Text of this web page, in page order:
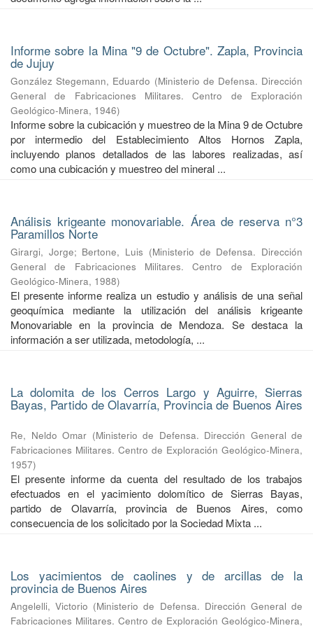
Informe sobre la Mina "9 de Octubre". Zapla, Provincia
de Jujuy
González Stegemann, Eduardo (Ministerio de Defensa. Dirección
General de Fabricaciones Militares. Centro de Exploración
Geológico-Minera, 1946)
Informe sobre la cubicación y muestreo de la Mina 9 de Octubre
por intermedio del Establecimiento Altos Hornos Zapla,
incluyendo planos detallados de las labores realizadas, así
como una cubicación y muestreo del mineral ...
Análisis krigeante monovariable. Área de reserva n°3
Paramillos Norte
Girargi, Jorge; Bertone, Luis (Ministerio de Defensa. Dirección
General de Fabricaciones Militares. Centro de Exploración
Geológico-Minera, 1988)
El presente informe realiza un estudio y análisis de una señal
geoquímica mediante la utilización del análisis krigeante
Monovariable en la provincia de Mendoza. Se destaca la
información a ser utilizada, metodología, ...
La dolomita de los Cerros Largo y Aguirre, Sierras
Bayas, Partido de Olavarría, Provincia de Buenos Aires
Re, Neldo Omar (Ministerio de Defensa. Dirección General de
Fabricaciones Militares. Centro de Exploración Geológico-Minera,
1957)
El presente informe da cuenta del resultado de los trabajos
efectuados en el yacimiento dolomítico de Sierras Bayas,
partido de Olavarría, provincia de Buenos Aires, como
consecuencia de los solicitado por la Sociedad Mixta ...
Los yacimientos de caolines y de arcillas de la
provincia de Buenos Aires
Angelelli, Victorio (Ministerio de Defensa. Dirección General de
Fabricaciones Militares. Centro de Exploración Geológico-Minera,